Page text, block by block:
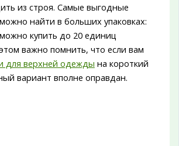
из строя. Самые выгодные
найти в больших упаковках:
купить до 20 единиц
важно помнить, что если вам
для верхней одежды на короткий
вариант вполне оправдан.